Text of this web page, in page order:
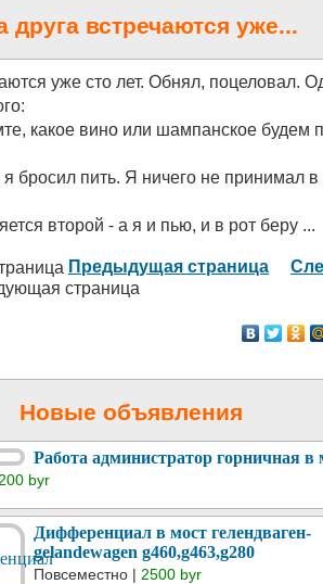
друга встречаются уже...
уже сто лет. Обнял, поцеловал.
какое вино или шампанское будем
я бросил пить. Я ничего не принимал в
второй - а я и пью, и в рот беру ...
Предыдущая страница
Новые объявления
Работа администратор горничная в
byr
Дифференциал в мост гелендваген-
gelandewagen g460,g463,g280
Повсеместно | 2500 byr